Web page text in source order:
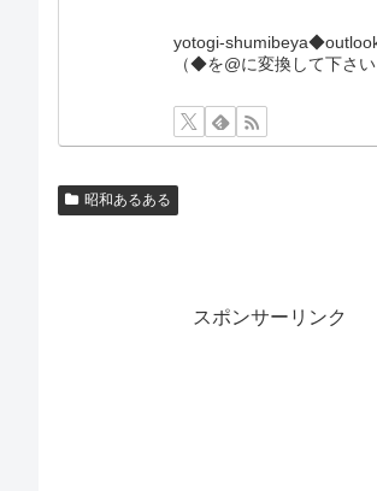
yotogi-
（◆を@に変換して下さい
昭和あるある
スポンサーリンク